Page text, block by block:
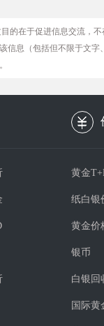
的在于促进信息交流，
信息（包括但不限于文
黄金
纸白银
黄金价
银币
白银回
国际黄